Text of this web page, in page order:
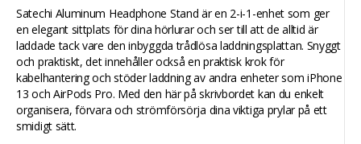
Satechi Aluminum Headphone Stand är en 2-i-1-enhet som ger
en elegant sittplats för dina hörlurar och ser till att de alltid är
laddade tack vare den inbyggda trådlösa laddningsplattan. Snyggt
och praktiskt, det innehåller också en praktisk krok för
kabelhantering och stöder laddning av andra enheter som iPhone
13 och AirPods Pro. Med den här på skrivbordet kan du enkelt
organisera, förvara och strömförsörja dina viktiga prylar på ett
smidigt sätt.